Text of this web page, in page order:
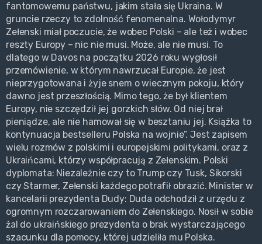
fantomowemu państwu, jakim stała się Ukraina. W
gruncie rzeczy to zdolność fenomenalna. Wołodymyr
Zełenski miał poczucie, że wobec Polski – ale też i wobec
reszty Europy – nic nie musi. Może, ale nie musi. To
dlatego w Davos na początku 2026 roku wygłosił
przemówienie, w którym nawrzucał Europie, że jest
nieprzygotowana i żyje snem o wiecznym pokoju, który
dawno jest przeszłością. Mimo tego, że był klientem
Europy, nie szczędził jej gorzkich słów. Od niej brał
pieniądze, ale nie hamował się w besztaniu jej. Książka to
kontynuacja bestselleru Polska na wojnie”. Jest zapisem
wielu rozmów z polskimi i europejskimi politykami, oraz z
Ukraińcami, którzy współpracują z Zełenskim. Polski
dyplomata: Niezależnie czy to Trump czy Tusk, Sikorski
czy Starmer, Zełenski każdego potrafił obrazić. Minister w
kancelarii prezydenta Dudy: Duda odchodził z urzędu z
ogromnym rozczarowaniem do Zełenskiego. Nosił w sobie
żal do ukraińskiego prezydenta o brak wystarczającego
szacunku dla pomocy, której udzieliła mu Polska.